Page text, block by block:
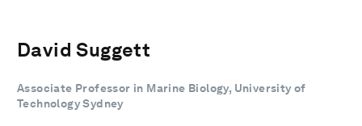
David Suggett
Associate Professor in Marine Biology, University of
Technology Sydney